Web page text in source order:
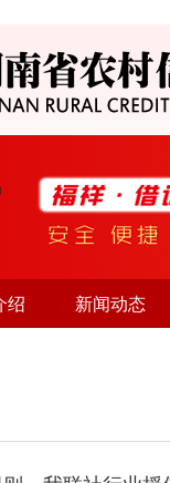
绍 新闻动态